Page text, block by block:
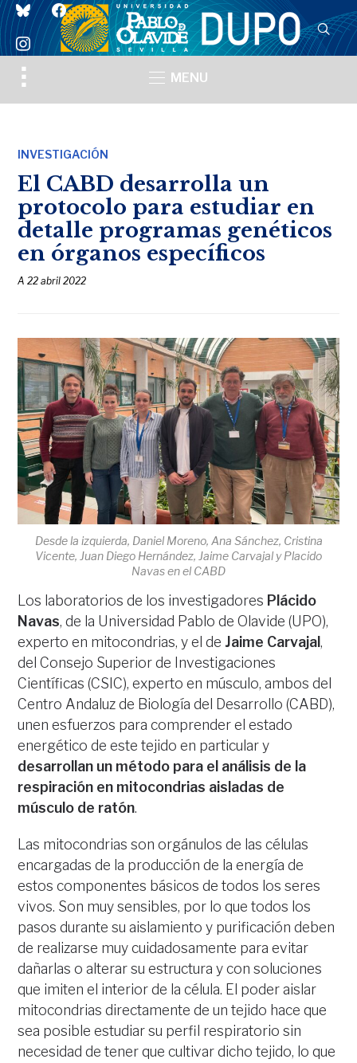
blueskyfacebook
instagram
Toggle
sidebar
MENU
INVESTIGACIÓN
El CABD desarrolla un
protocolo para estudiar en
detalle programas genéticos
en órganos específicos
A22 abril 2022
Desde la izquierda, Daniel Moreno, Ana Sánchez, Cristina
Vicente, Juan Diego Hernández, Jaime Carvajal y Placido
Navas en el CABD
Los laboratorios de los investigadores Plácido
Navas, de la Universidad Pablo de Olavide (UPO),
experto en mitocondrias, y el de Jaime Carvajal,
del Consejo Superior de Investigaciones
Científicas (CSIC), experto en músculo, ambos del
Centro Andaluz de Biología del Desarrollo (CABD),
unen esfuerzos para comprender el estado
energético de este tejido en particular y
desarrollan un método para el análisis de la
respiración en mitocondrias aisladas de
músculo de ratón.
Las mitocondrias son orgánulos de las células
encargadas de la producción de la energía de
estos componentes básicos de todos los seres
vivos. Son muy sensibles, por lo que todos los
pasos durante su aislamiento y purificación deben
de realizarse muy cuidadosamente para evitar
dañarlas o alterar su estructura y con soluciones
que imiten el interior de la célula. El poder aislar
mitocondrias directamente de un tejido hace que
sea posible estudiar su perfil respiratorio sin
necesidad de tener que cultivar dicho tejido, lo que